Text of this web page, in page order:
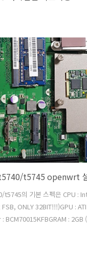
t5745 openwrt
의 기본 스펙은 CPU :
ONLY 32BIT!!!)GPU : ATI
: 2GB
니다)NET : Broadcom